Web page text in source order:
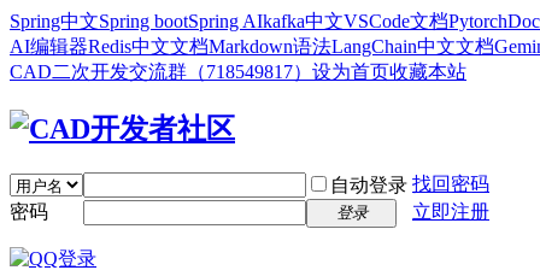
Spring中文Spring bootSpring AIkafka中文VSCode文档Pytorch
AI编辑器Redis中文文档Markdown语法LangChain中文文档
CAD二次开发交流群（718549817） 设为首页收藏本站
自动登录 找回密码
密码
登录 立即注册